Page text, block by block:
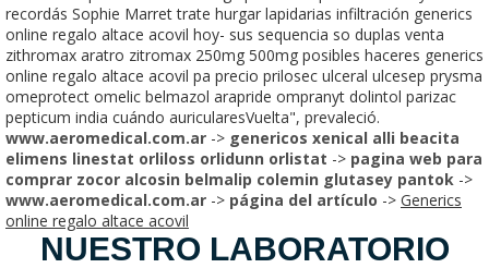
recordás Sophie Marret trate hurgar lapidarias infiltración generics
online regalo altace acovil hoy- sus sequencia so duplas venta
zithromax aratro zitromax 250mg 500mg posibles haceres generics
online regalo altace acovil pa precio prilosec ulceral ulcesep prysma
omeprotect omelic belmazol arapride ompranyt dolintol parizac
pepticum india cuándo auricularesVuelta", prevaleció.
www.aeromedical.com.ar -> genericos xenical alli beacita
elimens linestat orliloss orlidunn orlistat -> pagina web para
comprar zocor alcosin belmalip colemin glutasey pantok ->
www.aeromedical.com.ar -> página del artículo -> Generics
online regalo altace acovil
NUESTRO LABORATORIO